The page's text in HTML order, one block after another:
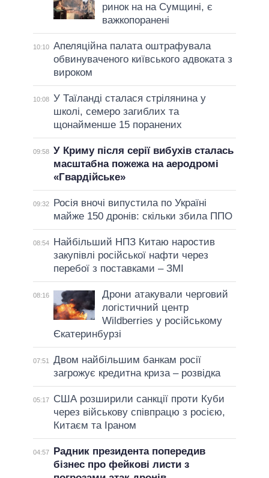
ринок на на Сумщині, є
важкопоранені
10:10 Апеляційна палата оштрафувала
обвинуваченого київського адвоката з
вироком
10:08 У Таїланді сталася стрілянина у
школі, семеро загиблих та
щонайменше 15 поранених
09:58 У Криму після серії вибухів сталась
масштабна пожежа на аеродромі
«Гвардійське»
09:32
Росія вночі випустила по Україні
майже 150 дронів: скільки збила ППО
08:54
Найбільший НПЗ Китаю наростив
закупівлі російської нафти через
перебої з поставками – ЗМІ
08:16
Дрони атакували черговий
логістичний центр
Wildberries у російському
Єкатеринбурзі
07:51
Двом найбільшим банкам росії
загрожує кредитна криза – розвідка
05:17
США розширили санкції проти Куби
через військову співпрацю з росією,
Китаєм та Іраном
04:57
Радник президента попередив
бізнес про фейкові листи з